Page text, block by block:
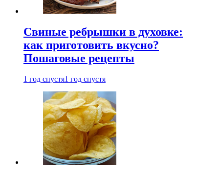
Свиные ребрышки в духовке:
как приготовить вкусно?
Пошаговые рецепты
1 год спустя1 год спустя